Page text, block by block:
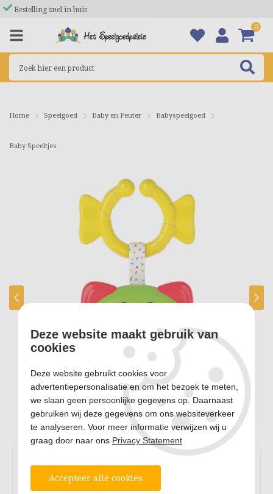
Bestelling snel in huis
0
Home Speelgoed Baby en Peuter Babyspeelgoed
Baby Speeltjes
Deze website maakt gebruik van
cookies
Deze website gebruikt cookies voor
advertentiepersonalisatie en om het bezoek te meten,
we slaan geen persoonlijke gegevens op. Daarnaast
gebruiken wij deze gegevens om ons websiteverkeer
te analyseren. Voor meer informatie verwijzen wij u
graag door naar ons Privacy Statement
Accepteer alle cookies